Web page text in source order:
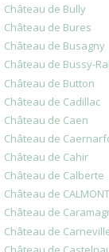
Château de Bully
Château de Bures
Château de Busagny
Château de Bussy-
Château de Button
Château de Cadillac
Château de Caen
Château de
Château de Cahir
Château de Calberte
Château de
Château de
Château de